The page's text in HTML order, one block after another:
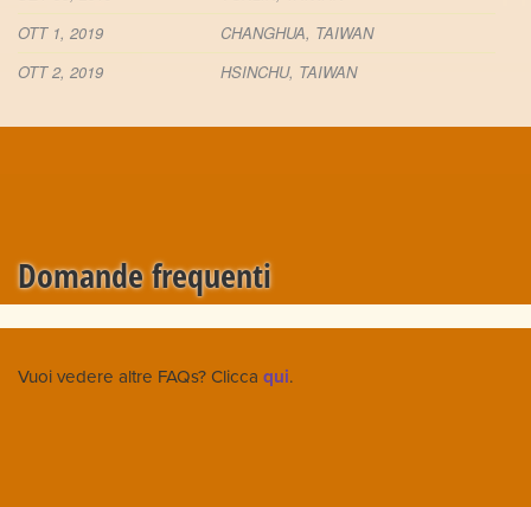
OTT 1, 2019
CHANGHUA, TAIWAN
OTT 2, 2019
HSINCHU, TAIWAN
Domande frequenti
Vuoi vedere altre FAQs? Clicca qui.